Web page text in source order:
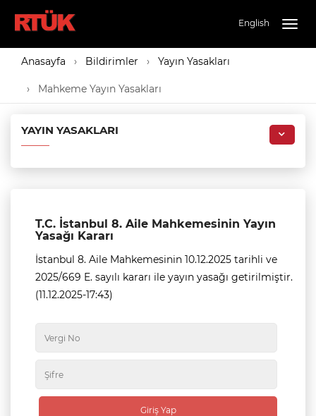
English
Anasayfa Bildirimler Yayın Yasakları
Mahkeme Yayın Yasakları
YAYIN YASAKLARI
T.C. İstanbul 8. Aile Mahkemesinin Yayın
Yasağı Kararı
İstanbul 8. Aile Mahkemesinin 10.12.2025 tarihli ve
2025/669 E. sayılı kararı ile yayın yasağı getirilmiştir.
(11.12.2025-17:43)
Giriş Yap